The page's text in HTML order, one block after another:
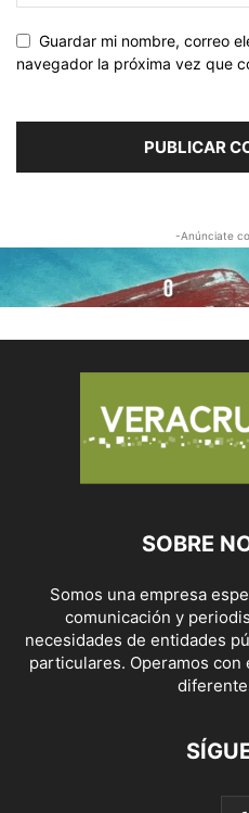
Guardar mi nombre, correo
navegador la próxima vez que
-Anúnciate
SOBRE
Somos una empresa
comunicación y
necesidades de entidades
particulares. Operamos